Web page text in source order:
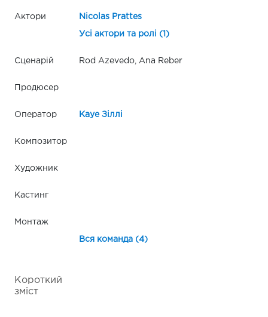
Актори Nicolas Prattes
Усі актори та ролі (1)
Сценарій Rod Azevedo, Ana Reber
Продюсер
Оператор Кауе Зіллі
Композитор
Художник
Кастинг
Монтаж
Вся команда (4)
Короткий
зміст